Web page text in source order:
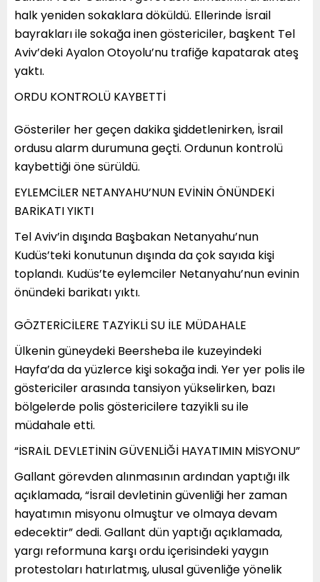
halk yeniden sokaklara döküldü. Ellerinde İsrail
bayrakları ile sokağa inen göstericiler, başkent Tel
Aviv’deki Ayalon Otoyolu’nu trafiğe kapatarak ateş
yaktı.
ORDU KONTROLÜ KAYBETTİ
Gösteriler her geçen dakika şiddetlenirken, İsrail
ordusu alarm durumuna geçti. Ordunun kontrolü
kaybettiği öne sürüldü.
EYLEMCİLER NETANYAHU’NUN EVİNİN ÖNÜNDEKİ
BARİKATI YIKTI
Tel Aviv’in dışında Başbakan Netanyahu’nun
Kudüs’teki konutunun dışında da çok sayıda kişi
toplandı. Kudüs’te eylemciler Netanyahu’nun evinin
önündeki barikatı yıktı.
GÖZTERİCİLERE TAZYİKLİ SU İLE MÜDAHALE
Ülkenin güneydeki Beersheba ile kuzeyindeki
Hayfa’da da yüzlerce kişi sokağa indi. Yer yer polis ile
göstericiler arasında tansiyon yükselirken, bazı
bölgelerde polis göstericilere tazyikli su ile
müdahale etti.
“İSRAİL DEVLETİNİN GÜVENLİĞİ HAYATIMIN MİSYONU”
Gallant görevden alınmasının ardından yaptığı ilk
açıklamada, “İsrail devletinin güvenliği her zaman
hayatımın misyonu olmuştur ve olmaya devam
edecektir” dedi. Gallant dün yaptığı açıklamada,
yargı reformuna karşı ordu içerisindeki yaygın
protestoları hatırlatmış, ulusal güvenliğe yönelik